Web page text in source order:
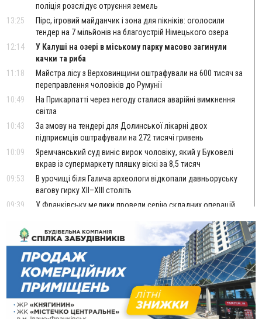
поліція розслідує отруєння земель
13:25
Пірс, ігровий майданчик і зона для пікніків: оголосили
тендер на 7 мільйонів на благоустрій Німецького озера
12:14
У Калуші на озері в міському парку масово загинули
качки та риба
11:18
Майстра лісу з Верховинщини оштрафували на 600 тисяч за
переправлення чоловіків до Румунії
10:49
На Прикарпатті через негоду сталися аварійні вимкнення
світла
10:43
За змову на тендері для Долинської лікарні двох
підприємців оштрафували на 272 тисячі гривень
10:09
Яремчанський суд виніс вирок чоловіку, який у Буковелі
вкрав із супермаркету пляшку віскі за 8,5 тисяч
09:53
В урочищі біля Галича археологи відкопали давньоруську
вагову гирку XII–XIII століть
09:39
У Франківську медики провели серію складних операцій
Вчора
22:22 ФОТО У Богородчанах на "зебрі" водій Audi наїхав на
хлопчика з велосипедом
21:01
Загальна площа всіх книгарень України - трохи більше ніж 6
футбольних полів
20:47
На "зебрі" у Франківську два мотоциклісти збили жінку